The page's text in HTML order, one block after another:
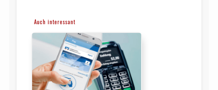
Auch interessant